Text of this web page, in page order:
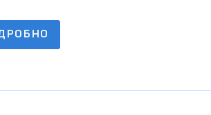
традиционного культурного
ведь гостеприимство, доброта,